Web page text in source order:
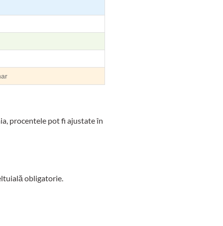
procentele pot fi ajustate în
obligatorie.